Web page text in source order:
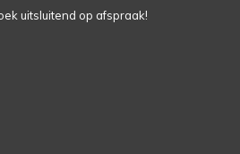
uitsluitend op afspraak!